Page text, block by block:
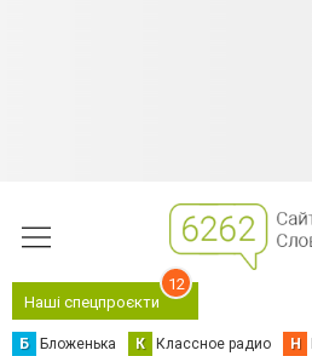
Наші спецпроєкти
12
Б Бложенька К Классное радио Н